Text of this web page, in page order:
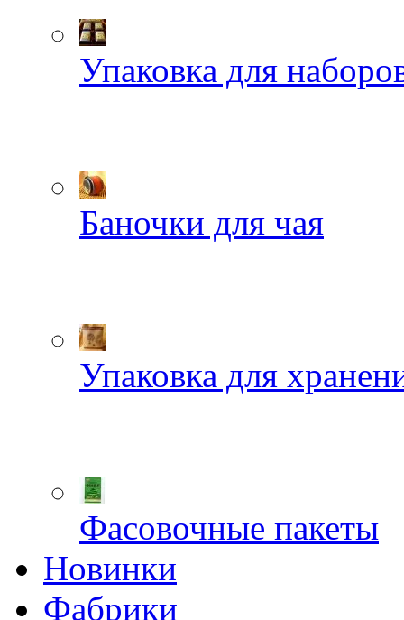
Упаковка для
Баночки для чая
Упаковка для
Фасовочные пакеты
Новинки
Фабрики